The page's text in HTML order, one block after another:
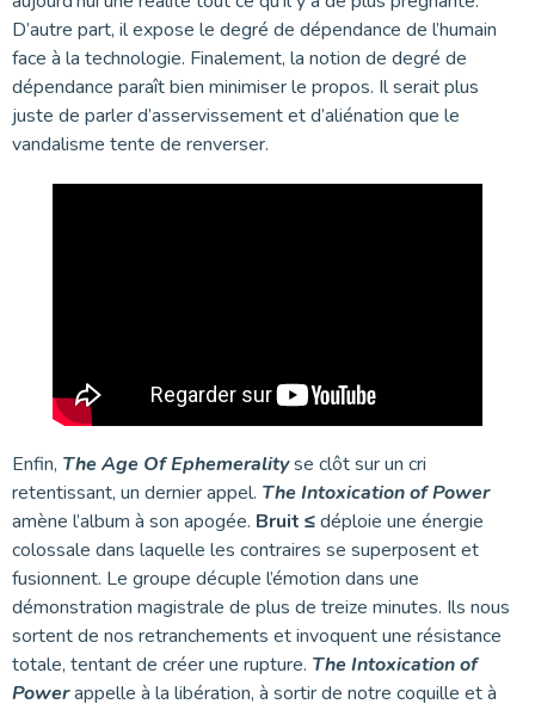
D’autre part, il expose le degré de dépendance de l’humain
face à la technologie. Finalement, la notion de degré de
dépendance paraît bien minimiser le propos. Il serait plus
juste de parler d’asservissement et d’aliénation que le
vandalisme tente de renverser.
Enfin, The Age Of Ephemeralityse clôt sur un cri
retentissant, un dernier appel. The Intoxication of Power
amène l’album à son apogée. Bruit ≤déploie une énergie
colossale dans laquelle les contraires se superposent et
fusionnent. Le groupe décuple l’émotion dans une
démonstration magistrale de plus de treize minutes. Ils nous
sortent de nos retranchements et invoquent une résistance
totale, tentant de créer une rupture. The Intoxication of
Powerappelle à la libération, à sortir de notre coquille et à